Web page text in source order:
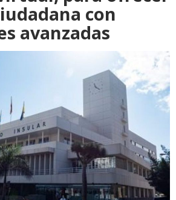
con
avanzadas